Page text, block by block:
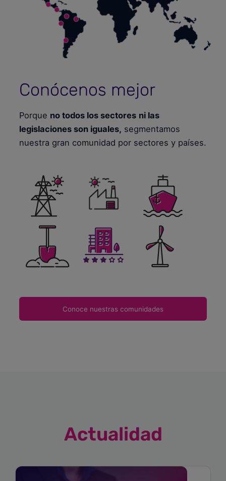
Conócenos mejor
Porque no todos los sectores ni las
legislaciones son iguales, segmentamos
nuestra gran comunidad por sectores y países.
Conoce nuestras comunidades
Actualidad